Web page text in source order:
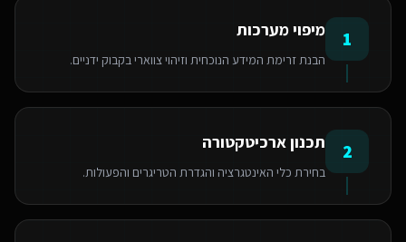
1 מיפוי מערכות
הבנת זרימת המידע הנוכחית וזיהוי צווארי בקבוק ידניים.
2 תכנון ארכיטקטורה
בחירת כלי האינטגרציה והגדרת הטריגרים והפעולות.